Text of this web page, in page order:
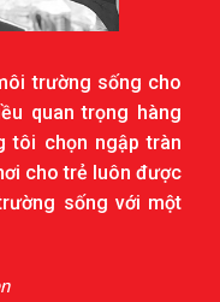
trường sống cho
quan trọng hàng
tôi chọn ngập tràn
cho trẻ luôn được
sống với một